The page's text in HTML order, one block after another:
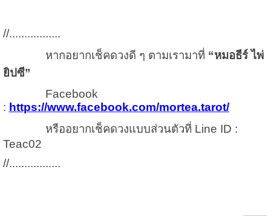
//.................
หากอยากเช็คดวงดี ๆ ตามเรามาที่ “หมอธีร์ ไพ่
ยิปซี”
Facebook
: https://www.facebook.com/mortea.tarot/
หรืออยากเช็คดวงแบบส่วนตัวที่ Line ID :
Teac02
//.................